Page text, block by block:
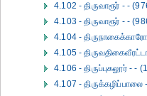
4.102 - திருவாரூர் - -
4.103 - திருவாரூர் - -
4.104 -
4.105 -
4.106 - திருப்புகலூர் - -
4.107 -